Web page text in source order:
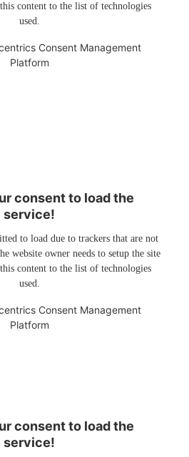
content to the list of technologies
used.
Consent Management
Platform
consent to load the
service!
to load due to trackers that are not
website owner needs to setup the site
content to the list of technologies
used.
Consent Management
Platform
consent to load the
service!